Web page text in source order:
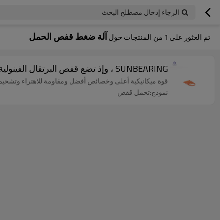
الرجاء إدخال مصطلح البحث
تم العثور على 1 من المنتجات حولآلة ضغط قفص الحمل
SUNBEARING ، وإذ تضع قفص البرتقال الفينولية الباكليت
قوة ميكانيكية أعلى وخصائص أفضل ومقاومة للاهتراء
نموذج:تحمل قفص